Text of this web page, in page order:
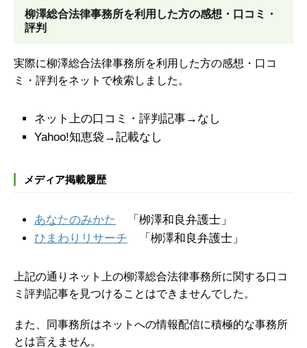
柳澤総合法律事務所を利用した方の感想・口コミ・
評判
実際に柳澤総合法律事務所を利用した方の感想・口コ
ミ・評判をネットで検索しました。
ネット上の口コミ・評判記事→なし
Yahoo!知恵袋→記載なし
メディア掲載履歴
あなたのみかた
「栁澤和良弁護士」
ひまわりリサーチ 「栁澤和良弁護士」
上記の通りネット上の柳澤総合法律事務所に関する口コ
ミ評判記事を見つけることはできませんでした。
また、同事務所はネットへの情報配信に積極的な事務所
とは言えません。